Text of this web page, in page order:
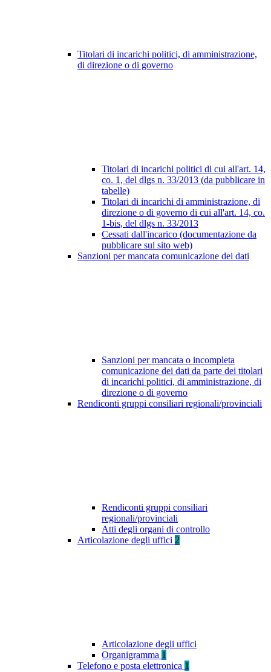
Titolari di incarichi politici, di amministrazione,
di direzione o di governo
Titolari di incarichi politici di cui all'art. 14,
co. 1, del dlgs n. 33/2013 (da pubblicare in
tabelle)
Titolari di incarichi di amministrazione, di
direzione o di governo di cui all'art. 14, co.
1-bis, del dlgs n. 33/2013
Cessati dall'incarico (documentazione da
pubblicare sul sito web)
Sanzioni per mancata comunicazione dei dati
Sanzioni per mancata o incompleta
comunicazione dei dati da parte dei titolari
di incarichi politici, di amministrazione, di
direzione o di governo
Rendiconti gruppi consiliari regionali/provinciali
Rendiconti gruppi consiliari
regionali/provinciali
Atti degli organi di controllo
Articolazione degli uffici 2
Articolazione degli uffici
Organigramma 1
Telefono e posta elettronica 1